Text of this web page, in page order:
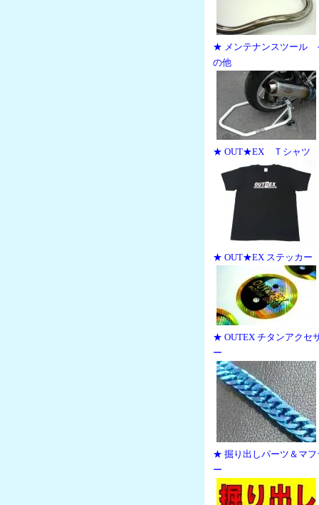
★ メンテナンスツール
の他
★ OUT★EX Ｔシャツ
★ OUT★EX ステッカー
★ OUTEX チタンアクセ
ー
★ 掘り出しパーツ＆マフ
ー